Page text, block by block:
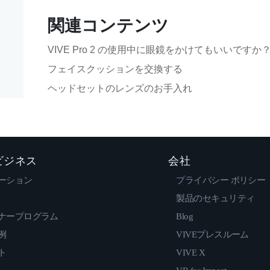
関連コンテンツ
VIVE Pro 2 の使用中に眼鏡をかけてもいいですか
フェイスクッションを交換する
ヘッドセットのレンズのお手入れ
ネス
ション
ープログラム
会社
プライバシー ポリシー
製品のセキュリティ
Blog
VIVEプレスルーム
VIVE X